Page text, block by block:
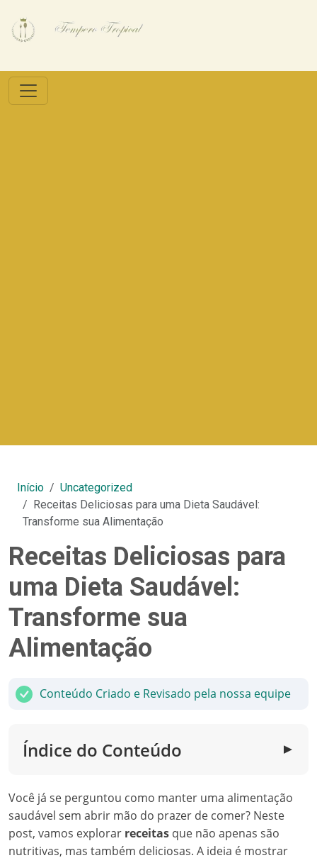
Início
Uncategorized
Receitas Deliciosas para uma Dieta Saudável:
Transforme sua Alimentação
Receitas Deliciosas para
uma Dieta Saudável:
Transforme sua
Alimentação
Conteúdo Criado e Revisado pela nossa equipe
Índice do Conteúdo ▼
Você já se perguntou como manter uma alimentação
saudável sem abrir mão do prazer de comer? Neste
post, vamos explorar receitas que não apenas são
nutritivas, mas também deliciosas. A ideia é mostrar